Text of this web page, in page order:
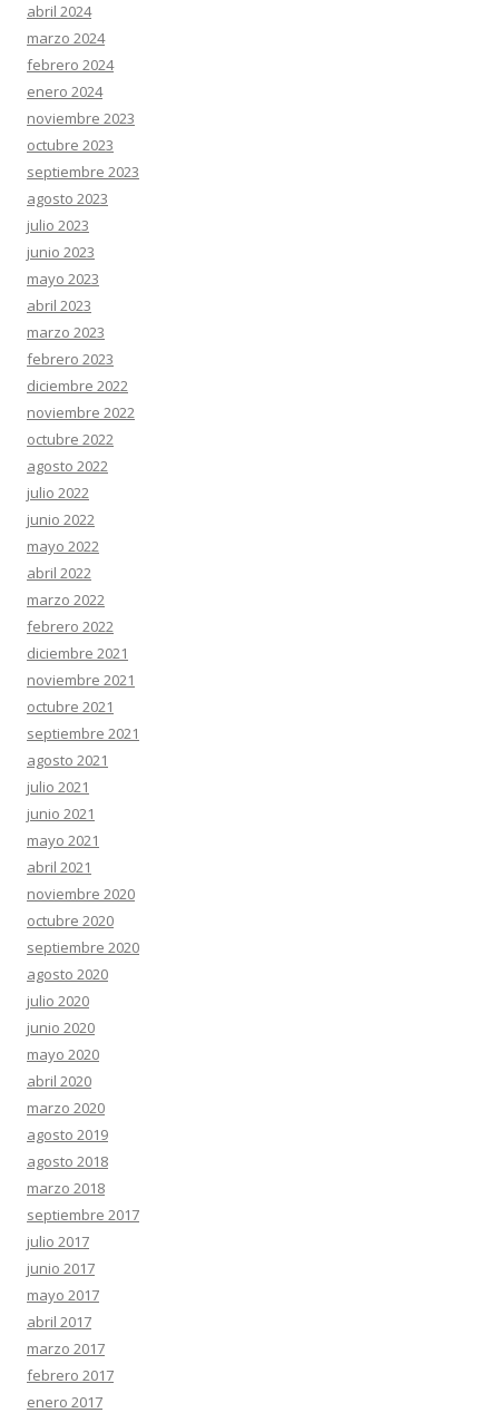
abril 2024
marzo 2024
febrero 2024
enero 2024
noviembre 2023
octubre 2023
septiembre 2023
agosto 2023
julio 2023
junio 2023
mayo 2023
abril 2023
marzo 2023
febrero 2023
diciembre 2022
noviembre 2022
octubre 2022
agosto 2022
julio 2022
junio 2022
mayo 2022
abril 2022
marzo 2022
febrero 2022
diciembre 2021
noviembre 2021
octubre 2021
septiembre 2021
agosto 2021
julio 2021
junio 2021
mayo 2021
abril 2021
noviembre 2020
octubre 2020
septiembre 2020
agosto 2020
julio 2020
junio 2020
mayo 2020
abril 2020
marzo 2020
agosto 2019
agosto 2018
marzo 2018
septiembre 2017
julio 2017
junio 2017
mayo 2017
abril 2017
marzo 2017
febrero 2017
enero 2017